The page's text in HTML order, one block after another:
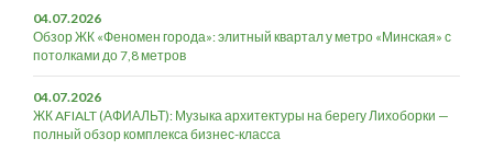
04.07.2026
Обзор ЖК «Феномен города»: элитный квартал у метро «Минская» с
потолками до 7,8 метров
04.07.2026
ЖК AFIALT (АФИАЛЬТ): Музыка архитектуры на берегу Лихоборки —
полный обзор комплекса бизнес-класса